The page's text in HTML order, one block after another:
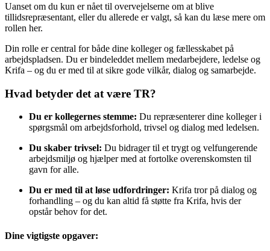
Uanset om du kun er nået til overvejelserne om at blive
tillidsrepræsentant, eller du allerede er valgt, så kan du læse mere om
rollen her.
Din rolle er central for både dine kolleger og fællesskabet på
arbejdspladsen. Du er bindeleddet mellem medarbejdere, ledelse og
Krifa – og du er med til at sikre gode vilkår, dialog og samarbejde.
Hvad betyder det at være TR?
Du er kollegernes stemme: Du repræsenterer dine kolleger i
spørgsmål om arbejdsforhold, trivsel og dialog med ledelsen.
Du skaber trivsel: Du bidrager til et trygt og velfungerende
arbejdsmiljø og hjælper med at fortolke overenskomsten til
gavn for alle.
Du er med til at løse udfordringer: Krifa tror på dialog og
forhandling – og du kan altid få støtte fra Krifa, hvis der
opstår behov for det.
Dine vigtigste opgaver: